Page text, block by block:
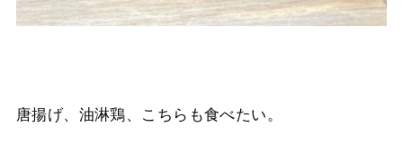
唐揚げ、油淋鶏、こちらも食べたい。